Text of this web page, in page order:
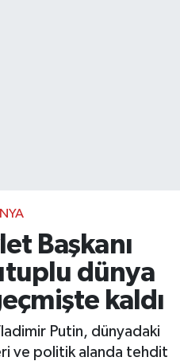
Başkanı
dünya
kaldı
Putin, dünyadaki
ve politik alanda tehdit